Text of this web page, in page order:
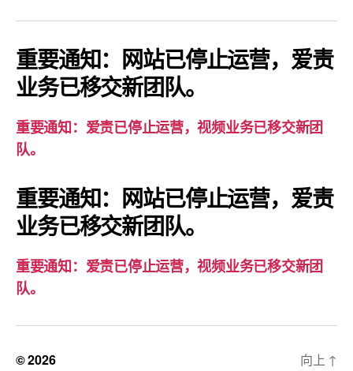
知：
爱
责
视
交
重要通知：网站已停止运营，爱责
业务已移交新团队。
重要通知：爱责已停止运营，视频业务已移交新团
队。
重要通知：网站已停止运营，爱责
业务已移交新团队。
重要通知：爱责已停止运营，视频业务已移交新团
队。
© 2026 向上 ↑